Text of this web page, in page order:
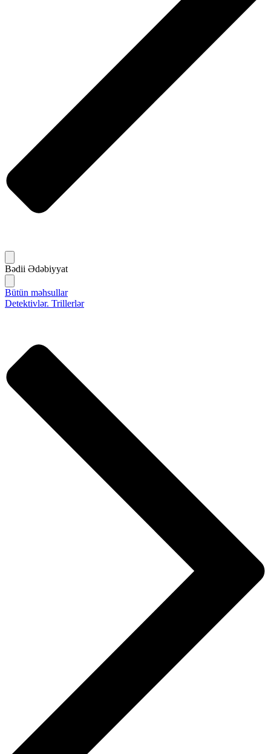
Bədii Ədəbiyyat
Bütün məhsullar
Detektivlər. Trillerlər